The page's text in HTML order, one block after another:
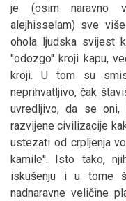
je (osim naravno
alejhisselam) sve
ohola ljudska svijest
''odozgo'' kroji kapu,
kroji. U tom su
neprihvatljivo, čak
uvredljivo, da se
razvijene civilizacije
ustezati od crpljenja
kamile''. Isto tako,
iskušenju i u tome
nadnaravne veličine